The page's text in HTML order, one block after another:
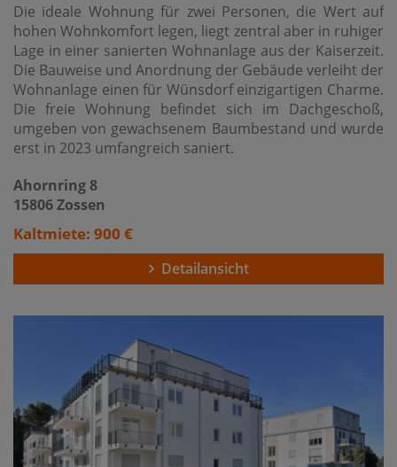
Die ideale Wohnung für zwei Personen, die Wert auf
hohen Wohnkomfort legen, liegt zentral aber in ruhiger
Lage in einer sanierten Wohnanlage aus der Kaiserzeit.
Die Bauweise und Anordnung der Gebäude verleiht der
Wohnanlage einen für Wünsdorf einzigartigen Charme.
Die freie Wohnung befindet sich im Dachgeschoß,
umgeben von gewachsenem Baumbestand und wurde
erst in 2023 umfangreich saniert.
Ahornring 8
15806 Zossen
Kaltmiete: 900 €
Detailansicht